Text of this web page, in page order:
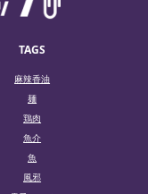
TAGS
麻辣香油
麺
鶏肉
魚介
魚
風邪